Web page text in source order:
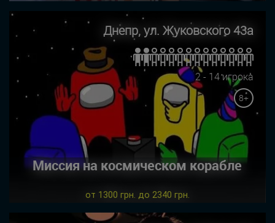
Днепр, ул. Жуковского 43а
2 - 14 игрока
8+
Миссия на космическом корабле
от 1300 грн. до 2340 грн.